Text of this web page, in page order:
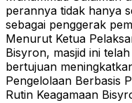
perannya tidak hanya
sebagai penggerak
Menurut Ketua
Bisyron, masjid ini
bertujuan
Pengelolaan Berbasis
Rutin Keagamaan